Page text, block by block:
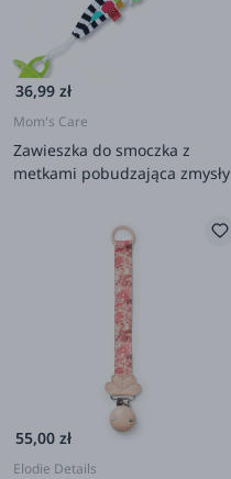
36,99 zł
Mom's Care
Zawieszka do smoczka z
metkami pobudzająca zmysły
55,00 zł
Elodie Details